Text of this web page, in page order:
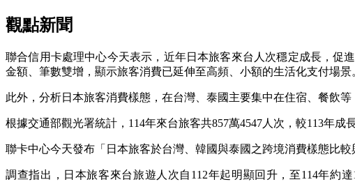
觀點新聞
聯合信用卡處理中心今天表示，近年日本旅客來台人次穩定成長，促
金額、筆數雙增，顯示旅客消費已延伸至高頻、小額的生活化支付場景
此外，分析日本旅客消費樣態，在台灣、泰國主要集中在住宿、餐飲
根據交通部觀光署統計，114年來台旅客共857萬4547人次，較113年成
聯卡中心今天發布「日本旅客於台灣、韓國與泰國之跨境消費樣態比
調查指出，日本旅客來台旅遊人次自112年起明顯回升，至114年約